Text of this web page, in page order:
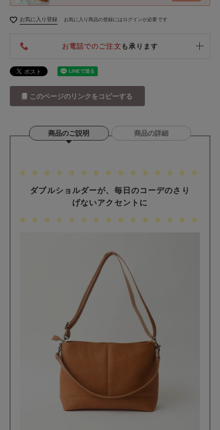
お気に入り登録 お気に入り商品の登録にはログインが必要です
お電話でのご注文も承ります
このページのリンクをコピーする
商品のご説明 商品の詳細
ダブルショルダーが、毎日のコーデのさり
げないアクセントに